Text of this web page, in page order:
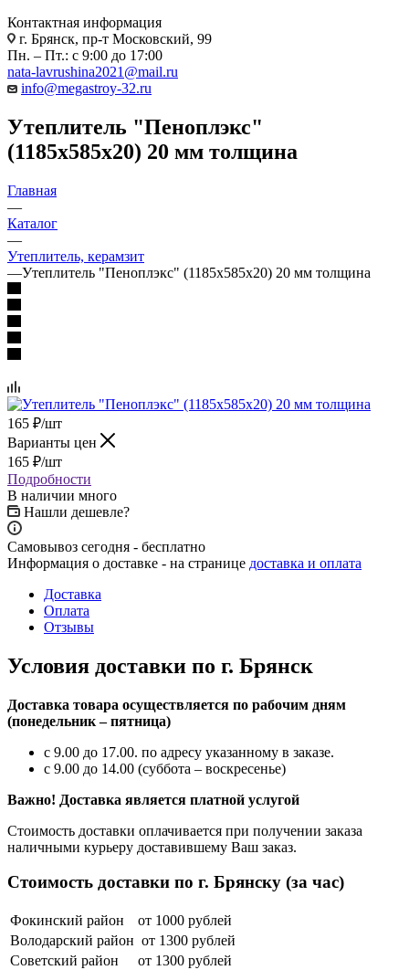
Контактная информация
г. Брянск, пр-т Московский, 99
Пн. – Пт.: с 9:00 до 17:00
nata-lavrushina2021@mail.ru
info@megastroy-32.ru
Утеплитель "Пеноплэкс"
(1185х585х20) 20 мм толщина
Главная
—
Каталог
—
Утеплитель, керамзит
—Утеплитель "Пеноплэкс" (1185х585х20) 20 мм толщина
165 ₽/шт
Варианты цен
165 ₽/шт
Подробности
В наличии много
Нашли дешевле?
Самовывоз сегодня - бесплатно
Информация о доставке - на странице доставка и оплата
Доставка
Оплата
Отзывы
Условия доставки по г. Брянск
Доставка товара осуществляется по рабочим дням
(понедельник – пятница)
с 9.00 до 17.00. по адресу указанному в заказе.
с 9.00 до 14.00 (суббота – воскресенье)
Важно! Доставка является платной услугой
Стоимость доставки оплачивается при получении заказа
наличными курьеру доставившему Ваш заказ.
Стоимость доставки по г. Брянску (за час)
Фокинский район
от 1000 рублей
Володарский район от 1300 рублей
Советский район
от 1300 рублей